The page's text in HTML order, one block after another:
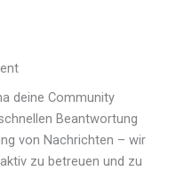
deine Community
Beantwortung
von Nachrichten – wir
zu betreuen und zu